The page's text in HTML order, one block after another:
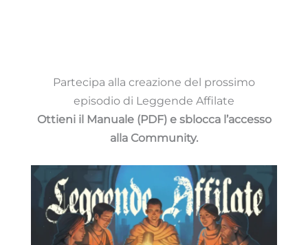
Partecipa alla creazione del prossimo
episodio di Leggende Affilate
Ottieni il Manuale (PDF) e sblocca l’accesso
alla Community.